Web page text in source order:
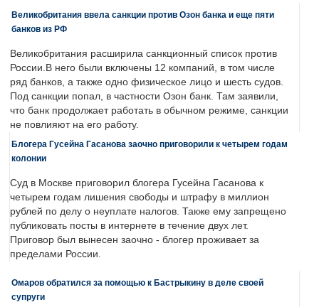
Великобритания ввела санкции против Озон банка и еще пяти
банков из РФ
Великобритания расширила санкционный список против
России.В него были включены 12 компаний, в том числе
ряд банков, а также одно физическое лицо и шесть судов.
Под санкции попал, в частности Озон банк. Там заявили,
что банк продолжает работать в обычном режиме, санкции
не повлияют на его работу.
Блогера Гусейна Гасанова заочно приговорили к четырем годам
колонии
Суд в Москве приговорил блогера Гусейна Гасанова к
четырем годам лишения свободы и штрафу в миллион
рублей по делу о неуплате налогов. Также ему запрещено
публиковать посты в интернете в течение двух лет.
Приговор был вынесен заочно - блогер проживает за
пределами России.
Омаров обратился за помощью к Бастрыкину в деле своей
супруги